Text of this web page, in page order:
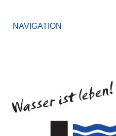
NAVIGATION